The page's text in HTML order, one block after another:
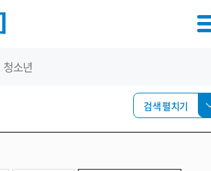
청소년
검색 펼치기